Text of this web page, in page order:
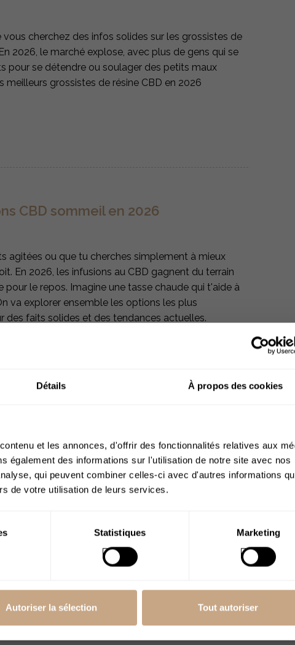
Détails À propos des cookies
et les annonces, d'offrir des fonctionnalités relatives aux
également des informations sur l'utilisation de notre site avec nos
qui peuvent combiner celles-ci avec d'autres informations
de votre utilisation de leurs services.
Statistiques Marketing
Autoriser la sélection Tout autoriser
ACCÈS RÉSERVÉ
+18
Merci de bien vouloir confirmer
ans
vous cherchez des infos solides sur les grossistes de
2026, le marché explose, avec plus de gens qui se
pour se détendre ou soulager des petits maux
meilleurs grossistes de résine CBD en 2026
CBD sommeil en 2026
agitées ou que tu cherches simplement à mieux
En 2026, les infusions au CBD gagnent du terrain
le repos. Imagine une tasse chaude qui t'aide à
va explorer ensemble les options les plus
des faits solides et des tendances actuelles.
CBD en 2026
naturellement en cette année 2026. Imagine une
calme et sérénité, sans aucun buzz indésirable. Les
avec des herbes apaisantes, pour un effet
à ton quotidien. Découvrez les meilleures